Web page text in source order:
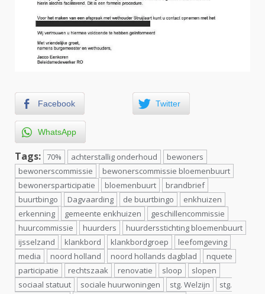
Facebook Twitter
WhatsApp
Tags: 70% achterstallig onderhoud
bewoners
bewonerscommissie
bewonerscommissie bloemenbuurt
bewonersparticipatie
bloemenbuurt
brandbrief
buurtbingo
Dagvaarding de buurtbingo
enkhuizen
erkenning
gemeente enkhuizen
geschillencommissie
huurcommissie
huurders
huurdersstichting bloemenbuurt
ijsselzand
klankbord klankbordgroep
leefomgeving
media
noord holland noord hollands dagblad
nquete
participatie
rechtszaak renovatie sloop
slopen
sociaal statuut
sociale huurwoningen stg. Welzijn
stg.